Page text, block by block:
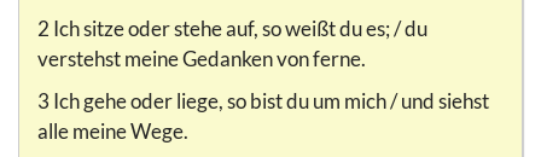
2 Ich sitze oder stehe auf, so weißt du es; / du
verstehst meine Gedanken von ferne.
3 Ich gehe oder liege, so bist du um mich / und siehst
alle meine Wege.